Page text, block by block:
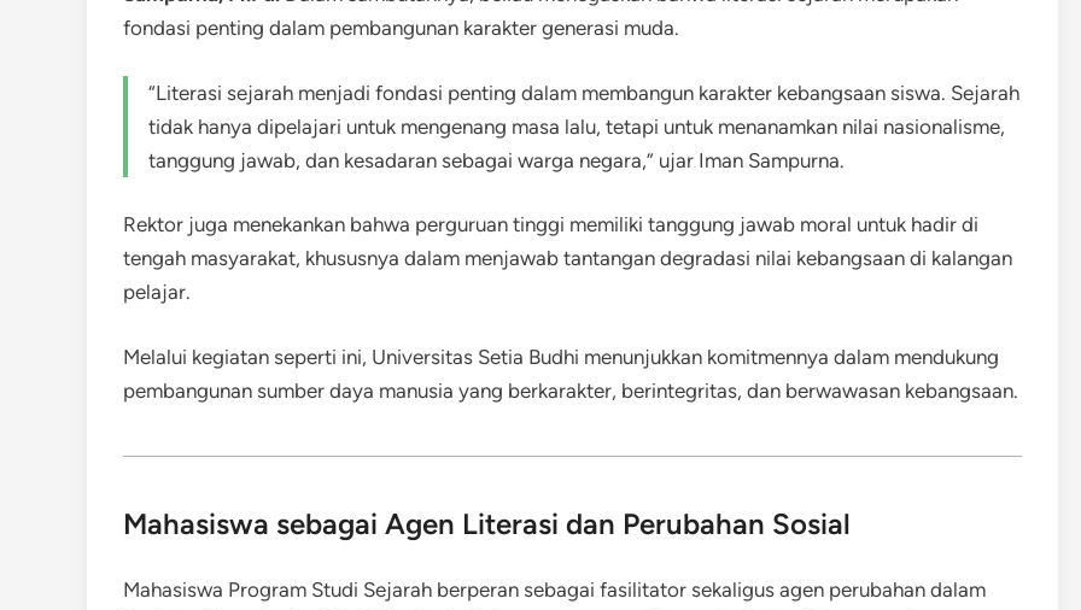
fondasi penting dalam pembangunan karakter generasi muda.
“Literasi sejarah menjadi fondasi penting dalam membangun karakter kebangsaan siswa. Sejarah
tidak hanya dipelajari untuk mengenang masa lalu, tetapi untuk menanamkan nilai nasionalisme,
tanggung jawab, dan kesadaran sebagai warga negara,” ujar Iman Sampurna.
Rektor juga menekankan bahwa perguruan tinggi memiliki tanggung jawab moral untuk hadir di
tengah masyarakat, khususnya dalam menjawab tantangan degradasi nilai kebangsaan di kalangan
pelajar.
Melalui kegiatan seperti ini, Universitas Setia Budhi menunjukkan komitmennya dalam mendukung
pembangunan sumber daya manusia yang berkarakter, berintegritas, dan berwawasan kebangsaan.
Mahasiswa sebagai Agen Literasi dan Perubahan Sosial
Mahasiswa Program Studi Sejarah berperan sebagai fasilitator sekaligus agen perubahan dalam